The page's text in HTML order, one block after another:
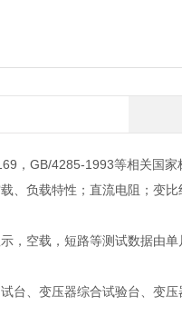
，GB/4285-1993等相关国家
、负载特性；直流电阻；变
，空载，短路等测试数据由
台、变压器综合试验台、变